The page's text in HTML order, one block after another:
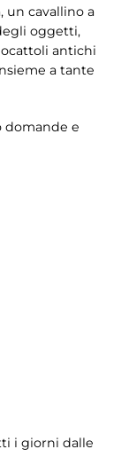
un cavallino a
oggetti,
antichi
a tante
domande e
i giorni dalle